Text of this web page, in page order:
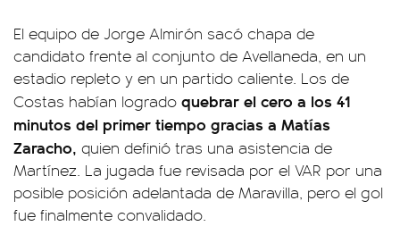
El equipo de Jorge Almirón sacó chapa de
candidato frente al conjunto de Avellaneda, en un
estadio repleto y en un partido caliente. Los de
Costas habían logrado quebrar el cero a los 41
minutos del primer tiempo gracias a Matías
Zaracho, quien definió tras una asistencia de
Martínez. La jugada fue revisada por el VAR por una
posible posición adelantada de Maravilla, pero el gol
fue finalmente convalidado.